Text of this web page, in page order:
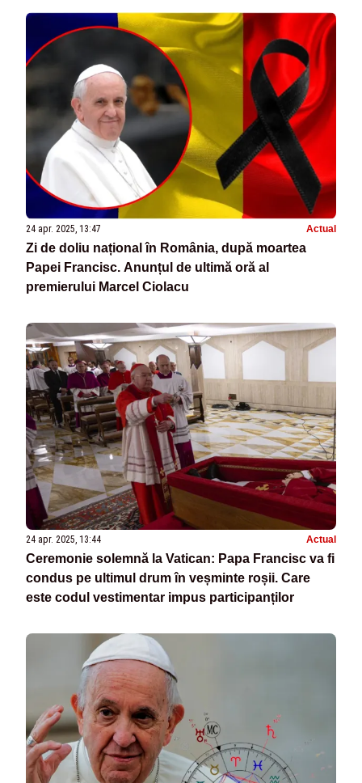
24 apr. 2025, 13:47 Actual
Zi de doliu național în România, după moartea
Papei Francisc. Anunțul de ultimă oră al
premierului Marcel Ciolacu
24 apr. 2025, 13:44 Actual
Ceremonie solemnă la Vatican: Papa Francisc va fi
condus pe ultimul drum în veșminte roșii. Care
este codul vestimentar impus participanților